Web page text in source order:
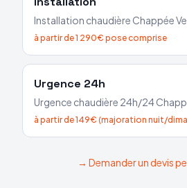
Installation chaudière Chappée
à partir de 1 290€ pose comprise
Urgence 24h
Urgence chaudière 24h/24
à partir de 149€ (majoration nuit/
→ Demander un devis